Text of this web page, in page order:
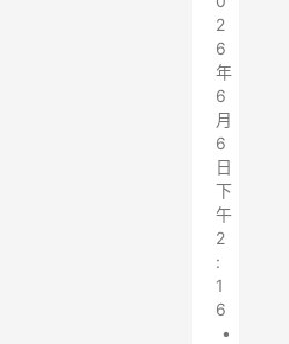
2
6
年
6
月
6
日
下
午
2
:
1
6
•